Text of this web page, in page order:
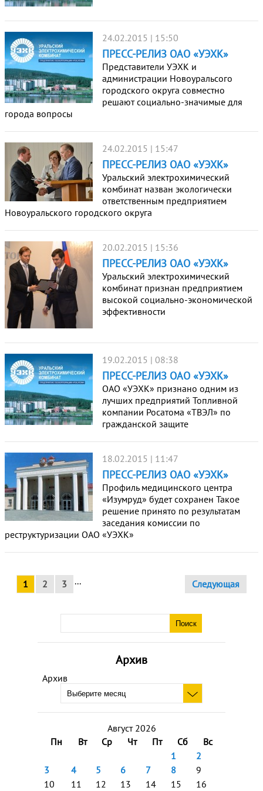
Архив
Архив
Август 2026
Пн
Вт Ср Чт Пт Сб
Вс
1
2
3
4 5 6 7 8
9
10
11 12 13 14 15 16
24.02.2015 | 15:50
ПРЕСС-РЕЛИЗ ОАО «УЭХК»
Представители УЭХК и
администрации Новоуральсого
городского округа совместно
решают социально-значимые для
города вопросы
24.02.2015 | 15:47
ПРЕСС-РЕЛИЗ ОАО «УЭХК»
Уральский электрохимический
комбинат назван экологически
ответственным предприятием
Новоуральского городского округа
20.02.2015 | 15:36
ПРЕСС-РЕЛИЗ ОАО «УЭХК»
Уральский электрохимический
комбинат признан предприятием
высокой социально-экономической
эффективности
19.02.2015 | 08:38
ПРЕСС-РЕЛИЗ ОАО «УЭХК»
ОАО «УЭХК» признано одним из
лучших предприятий Топливной
компании Росатома «ТВЭЛ» по
гражданской защите
18.02.2015 | 11:47
ПРЕСС-РЕЛИЗ ОАО «УЭХК»
Профиль медицинского центра
«Изумруд» будет сохранен Такое
решение принято по результатам
заседания комиссии по
реструктуризации ОАО «УЭХК»
1 2 3 ... Следующая